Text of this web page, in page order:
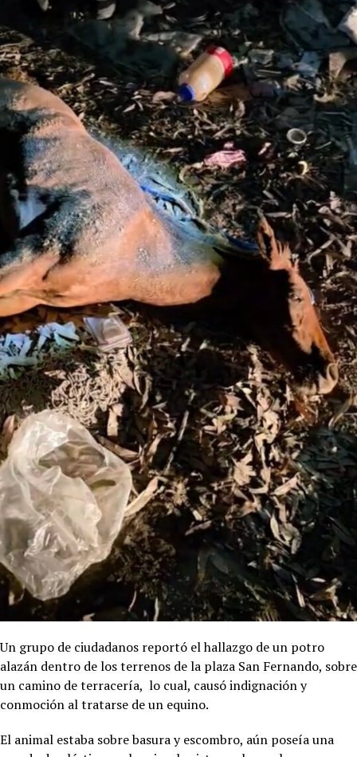
Un grupo de ciudadanos reportó el hallazgo de un potro
alazán dentro de los terrenos de la plaza San Fernando, sobre
un camino de terracería, lo cual, causó indignación y
conmoción al tratarse de un equino.
El animal estaba sobre basura y escombro, aún poseía una